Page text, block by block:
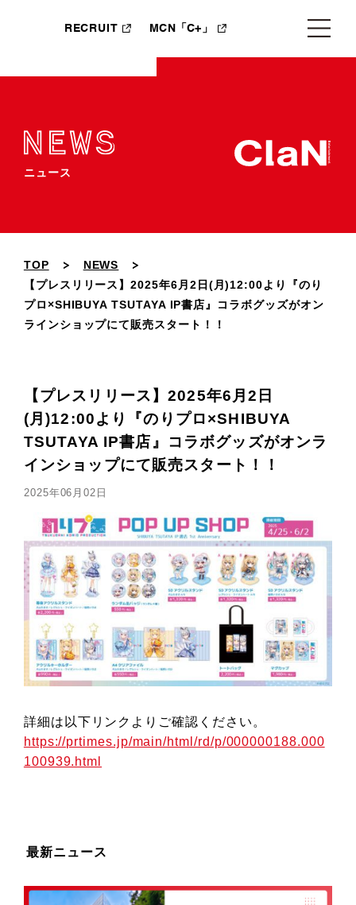
RECRUIT MCN「C+」
ニュース
TOP
NEWS
【プレスリリース】2025年6月2日(月)12:00より『のり
プロ×SHIBUYA TSUTAYA IP書店』コラボグッズがオン
ラインショップにて販売スタート！！
【プレスリリース】2025年6月2日
(月)12:00より『のりプロ×SHIBUYA
TSUTAYA IP書店』コラボグッズがオンラ
インショップにて販売スタート！！
2025年06月02日
詳細は以下リンクよりご確認ください。
https://prtimes.jp/main/html/rd/p/000000188.000
100939.html
最新ニュース